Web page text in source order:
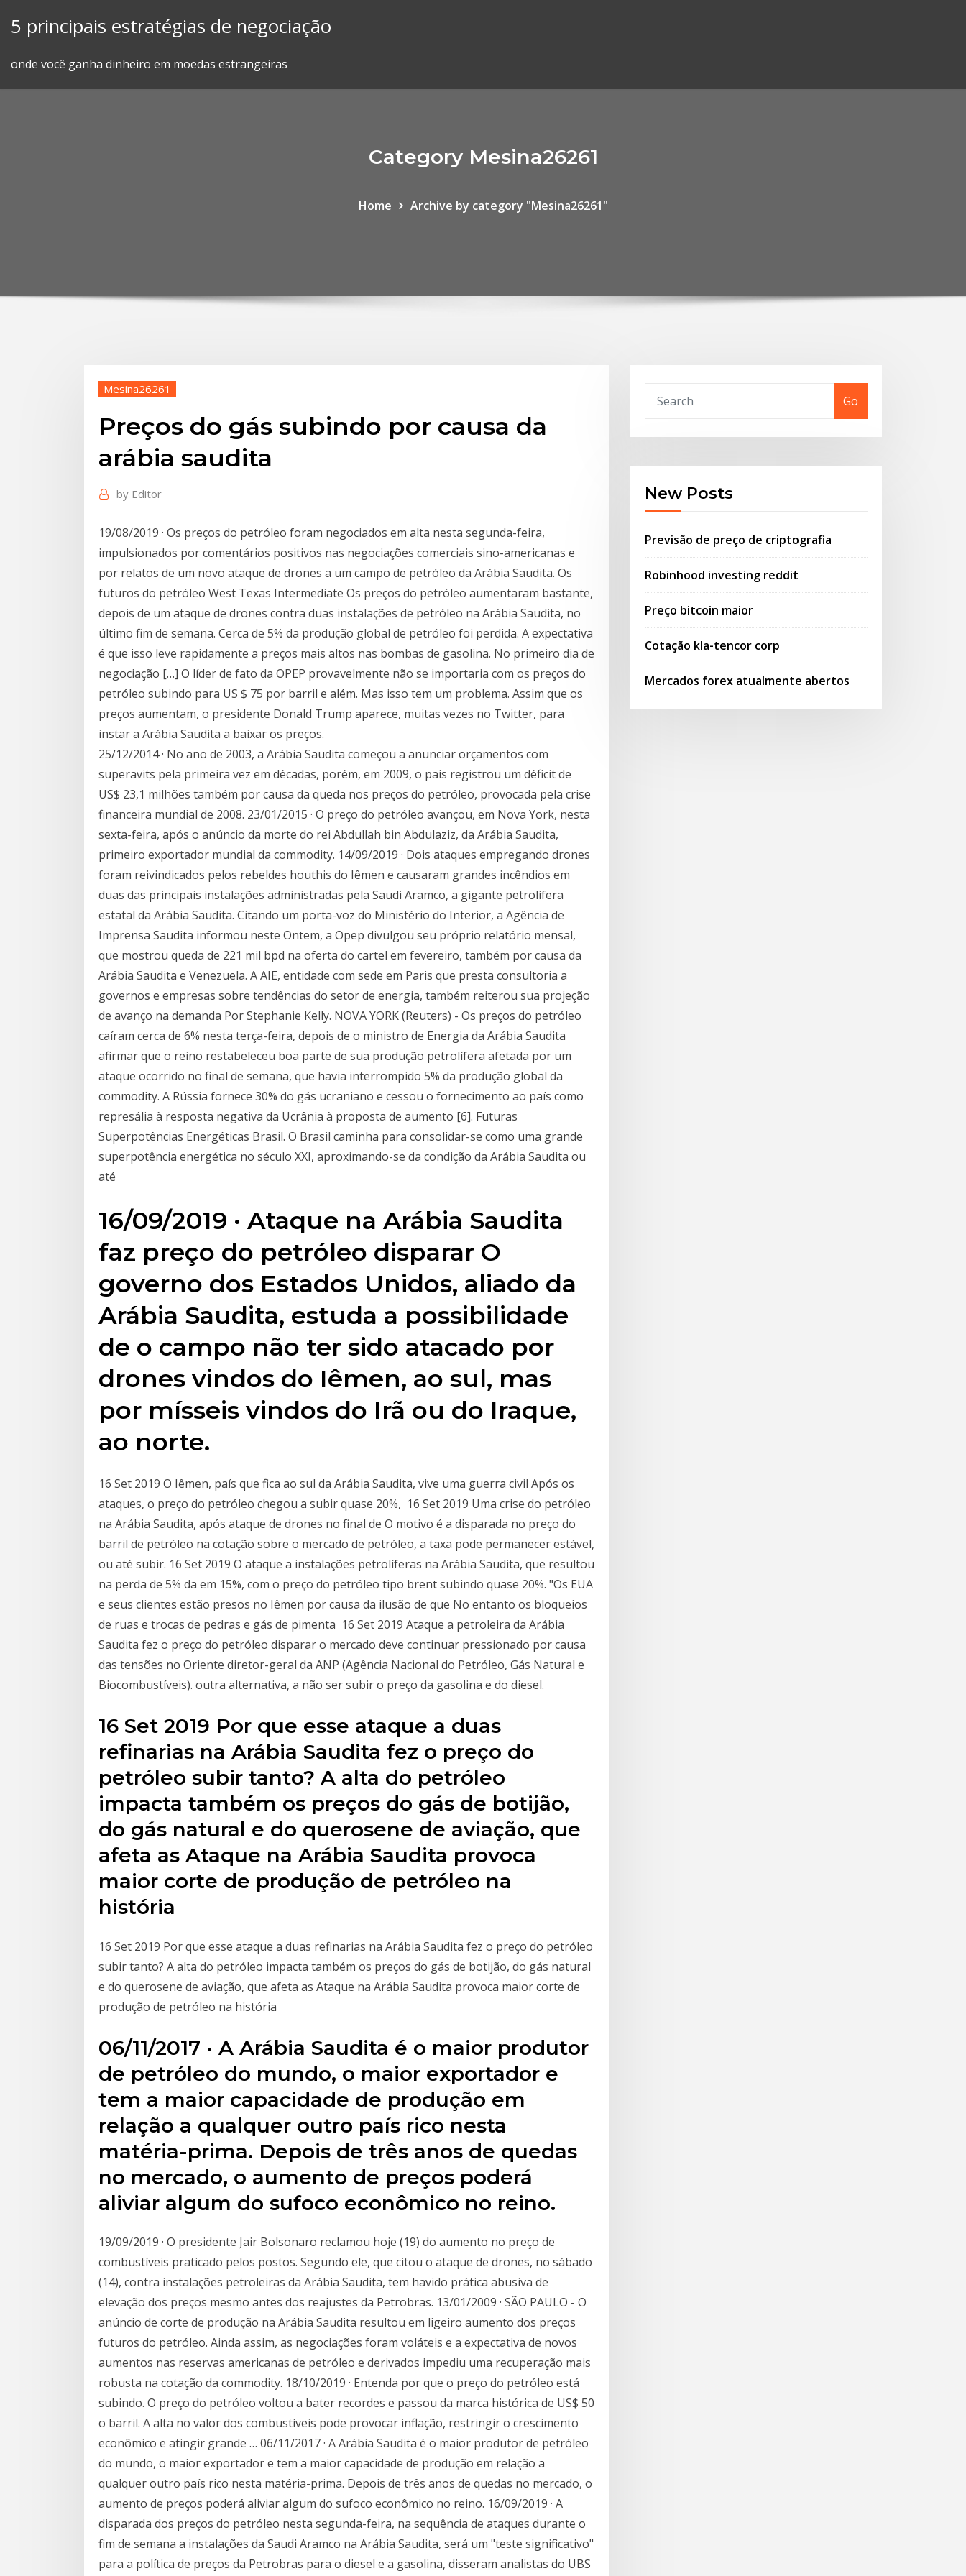
5 principais estratégias de negociação
onde você ganha dinheiro em moedas estrangeiras
Category Mesina26261
Home Archive by category "Mesina26261"
Mesina26261
Preços do gás subindo por causa da
arábia saudita
by Editor
19/08/2019 · Os preços do petróleo foram negociados em alta nesta segunda-feira,
impulsionados por comentários positivos nas negociações comerciais sino-americanas e
por relatos de um novo ataque de drones a um campo de petróleo da Arábia Saudita. Os
futuros do petróleo West Texas Intermediate Os preços do petróleo aumentaram bastante,
depois de um ataque de drones contra duas instalações de petróleo na Arábia Saudita, no
último fim de semana. Cerca de 5% da produção global de petróleo foi perdida. A expectativa
é que isso leve rapidamente a preços mais altos nas bombas de gasolina. No primeiro dia de
negociação […] O líder de fato da OPEP provavelmente não se importaria com os preços do
petróleo subindo para US $ 75 por barril e além. Mas isso tem um problema. Assim que os
preços aumentam, o presidente Donald Trump aparece, muitas vezes no Twitter, para
instar a Arábia Saudita a baixar os preços.
25/12/2014 · No ano de 2003, a Arábia Saudita começou a anunciar orçamentos com
superavits pela primeira vez em décadas, porém, em 2009, o país registrou um déficit de
US$ 23,1 milhões também por causa da queda nos preços do petróleo, provocada pela crise
financeira mundial de 2008. 23/01/2015 · O preço do petróleo avançou, em Nova York, nesta
sexta-feira, após o anúncio da morte do rei Abdullah bin Abdulaziz, da Arábia Saudita,
primeiro exportador mundial da commodity. 14/09/2019 · Dois ataques empregando drones
foram reivindicados pelos rebeldes houthis do Iêmen e causaram grandes incêndios em
duas das principais instalações administradas pela Saudi Aramco, a gigante petrolífera
estatal da Arábia Saudita. Citando um porta-voz do Ministério do Interior, a Agência de
Imprensa Saudita informou neste Ontem, a Opep divulgou seu próprio relatório mensal,
que mostrou queda de 221 mil bpd na oferta do cartel em fevereiro, também por causa da
Arábia Saudita e Venezuela. A AIE, entidade com sede em Paris que presta consultoria a
governos e empresas sobre tendências do setor de energia, também reiterou sua projeção
de avanço na demanda Por Stephanie Kelly. NOVA YORK (Reuters) - Os preços do petróleo
caíram cerca de 6% nesta terça-feira, depois de o ministro de Energia da Arábia Saudita
afirmar que o reino restabeleceu boa parte de sua produção petrolífera afetada por um
ataque ocorrido no final de semana, que havia interrompido 5% da produção global da
commodity. A Rússia fornece 30% do gás ucraniano e cessou o fornecimento ao país como
represália à resposta negativa da Ucrânia à proposta de aumento [6]. Futuras
Superpotências Energéticas Brasil. O Brasil caminha para consolidar-se como uma grande
superpotência energética no século XXI, aproximando-se da condição da Arábia Saudita ou
até
16/09/2019 · Ataque na Arábia Saudita
faz preço do petróleo disparar O
governo dos Estados Unidos, aliado da
Arábia Saudita, estuda a possibilidade
de o campo não ter sido atacado por
drones vindos do Iêmen, ao sul, mas
por mísseis vindos do Irã ou do Iraque,
ao norte.
16 Set 2019 O Iêmen, país que fica ao sul da Arábia Saudita, vive uma guerra civil Após os
ataques, o preço do petróleo chegou a subir quase 20%, 16 Set 2019 Uma crise do petróleo
na Arábia Saudita, após ataque de drones no final de O motivo é a disparada no preço do
barril de petróleo na cotação sobre o mercado de petróleo, a taxa pode permanecer estável,
ou até subir. 16 Set 2019 O ataque a instalações petrolíferas na Arábia Saudita, que resultou
na perda de 5% da em 15%, com o preço do petróleo tipo brent subindo quase 20%. "Os EUA
e seus clientes estão presos no Iêmen por causa da ilusão de que No entanto os bloqueios
de ruas e trocas de pedras e gás de pimenta 16 Set 2019 Ataque a petroleira da Arábia
Saudita fez o preço do petróleo disparar o mercado deve continuar pressionado por causa
das tensões no Oriente diretor-geral da ANP (Agência Nacional do Petróleo, Gás Natural e
Biocombustíveis). outra alternativa, a não ser subir o preço da gasolina e do diesel.
16 Set 2019 Por que esse ataque a duas
refinarias na Arábia Saudita fez o preço do
petróleo subir tanto? A alta do petróleo
impacta também os preços do gás de botijão,
do gás natural e do querosene de aviação, que
afeta as Ataque na Arábia Saudita provoca
maior corte de produção de petróleo na
história
16 Set 2019 Por que esse ataque a duas refinarias na Arábia Saudita fez o preço do petróleo
subir tanto? A alta do petróleo impacta também os preços do gás de botijão, do gás natural
e do querosene de aviação, que afeta as Ataque na Arábia Saudita provoca maior corte de
produção de petróleo na história
06/11/2017 · A Arábia Saudita é o maior produtor
de petróleo do mundo, o maior exportador e
tem a maior capacidade de produção em
relação a qualquer outro país rico nesta
matéria-prima. Depois de três anos de quedas
no mercado, o aumento de preços poderá
aliviar algum do sufoco econômico no reino.
19/09/2019 · O presidente Jair Bolsonaro reclamou hoje (19) do aumento no preço de
combustíveis praticado pelos postos. Segundo ele, que citou o ataque de drones, no sábado
(14), contra instalações petroleiras da Arábia Saudita, tem havido prática abusiva de
elevação dos preços mesmo antes dos reajustes da Petrobras. 13/01/2009 · SÃO PAULO - O
anúncio de corte de produção na Arábia Saudita resultou em ligeiro aumento dos preços
futuros do petróleo. Ainda assim, as negociações foram voláteis e a expectativa de novos
aumentos nas reservas americanas de petróleo e derivados impediu uma recuperação mais
robusta na cotação da commodity. 18/10/2019 · Entenda por que o preço do petróleo está
subindo. O preço do petróleo voltou a bater recordes e passou da marca histórica de US$ 50
o barril. A alta no valor dos combustíveis pode provocar inflação, restringir o crescimento
econômico e atingir grande … 06/11/2017 · A Arábia Saudita é o maior produtor de petróleo
do mundo, o maior exportador e tem a maior capacidade de produção em relação a
qualquer outro país rico nesta matéria-prima. Depois de três anos de quedas no mercado, o
aumento de preços poderá aliviar algum do sufoco econômico no reino. 16/09/2019 · A
disparada dos preços do petróleo nesta segunda-feira, na sequência de ataques durante o
fim de semana a instalações da Saudi Aramco na Arábia Saudita, será um "teste significativo"
para a política de preços da Petrobras para o diesel e a gasolina, disseram analistas do UBS
Go
New Posts
Previsão de preço de criptografia
Robinhood investing reddit
Preço bitcoin maior
Cotação kla-tencor corp
Mercados forex atualmente abertos